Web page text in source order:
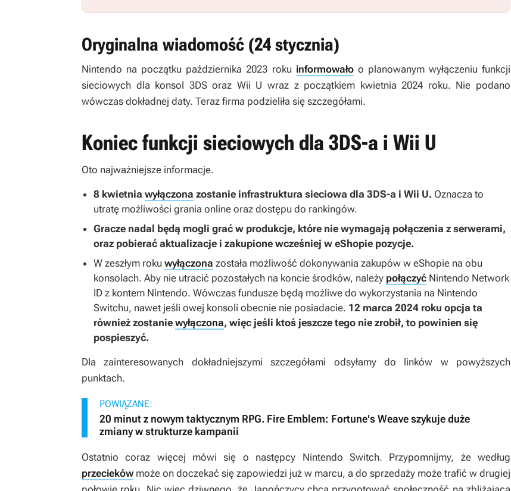
Oryginalna wiadomość (24 stycznia)
Nintendo na początku października 2023 roku informowałoo planowanym wyłączeniu funkcji
sieciowych dla konsol 3DS oraz Wii U wraz z początkiem kwietnia 2024 roku. Nie podano
wówczas dokładnej daty. Teraz firma podzieliła się szczegółami.
Koniec funkcji sieciowych dla 3DS-a i Wii U
Oto najważniejsze informacje.
8 kwietnia wyłączona zostanie infrastruktura sieciowa dla 3DS-a i Wii U. Oznacza to
utratę możliwości grania online oraz dostępu do rankingów.
Gracze nadal będą mogli grać w produkcje, które nie wymagają połączenia z serwerami,
oraz pobierać aktualizacje i zakupione wcześniej w eShopie pozycje.
W zeszłym roku wyłączona została możliwość dokonywania zakupów w eShopie na obu
konsolach. Aby nie utracić pozostałych na koncie środków, należy połączyć Nintendo Network
ID z kontem Nintendo. Wówczas fundusze będą możliwe do wykorzystania na Nintendo
Switchu, nawet jeśli owej konsoli obecnie nie posiadacie. 12 marca 2024 roku opcja ta
również zostanie wyłączona, więc jeśli ktoś jeszcze tego nie zrobił, to powinien się
pospieszyć.
Dla zainteresowanych dokładniejszymi szczegółami odsyłamy do linków w powyższych
punktach.
POWIĄZANE:
20 minut z nowym taktycznym RPG. Fire Emblem: Fortune's Weave szykuje duże
zmiany w strukturze kampanii
Ostatnio coraz więcej mówi się o następcy Nintendo Switch. Przypomnijmy, że według
przeciekówmoże on doczekać się zapowiedzi już w marcu, a do sprzedaży może trafić w drugiej